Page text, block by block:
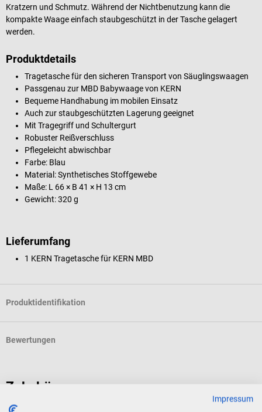
Kratzern und Schmutz. Während der Nichtbenutzung kann die
kompakte Waage einfach staubgeschützt in der Tasche gelagert
werden.
Produktdetails
Tragetasche für den sicheren Transport von Säuglingswaagen
Passgenau zur MBD Babywaage von KERN
Bequeme Handhabung im mobilen Einsatz
Auch zur staubgeschützten Lagerung geeignet
Mit Tragegriff und Schultergurt
Robuster Reißverschluss
Pflegeleicht abwischbar
Farbe: Blau
Material: Synthetisches Stoffgewebe
Maße: L 66 × B 41 × H 13 cm
Gewicht: 320 g
Lieferumfang
1 KERN Tragetasche für KERN MBD
Produktidentifikation
Bewertungen
Zubehör
Impressum